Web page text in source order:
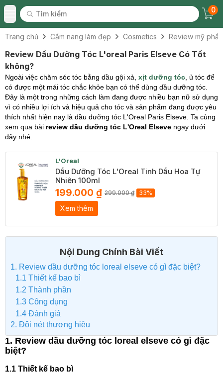
Toggle Menu
Tìm kiếm
Tìm kiếm
0
Trang chủ Cẩm nang làm đẹp Cosmetics Review mỹ
Review Dầu Dưỡng Tóc L'oreal Paris Elseve Có Tốt
không?
Ngoài việc chăm sóc tóc bằng dầu gội xả, xịt dưỡng tóc , ủ tóc để
có được một mái tóc chắc khỏe bạn có thể dùng dầu dưỡng tóc.
Đây là một trong những cách làm đang được nhiều bạn nữ sử dụng
vì có nhiều lợi ích và hiệu quả cho tóc và sản phẩm đang được yêu
thích nhất hiện nay là dầu dưỡng tóc L'Oreal Paris Elseve. Ta cùng
xem qua bài review dầu dưỡng tóc L'Oreal Elseve ngay dưới
đây nhé.
L'Oreal
Dầu Dưỡng Tóc L'Oreal Tinh Dầu Hoa Tự
Nhiên 100ml
199.000 ₫ 299.000 ₫ 33%
Xem thêm
Nội Dung Chính Bài Viết
1. Review dầu dưỡng tóc loreal elseve có gì đặc biệt?
1.1 Thiết kế bao bì
1.2 Thành phần
1.3 Công dụng
1.4 Đánh giá
2. Đôi nét thương hiệu
1. Review dầu dưỡng tóc loreal elseve có gì đặc
biệt?
1.1 Thiết kế bao bì